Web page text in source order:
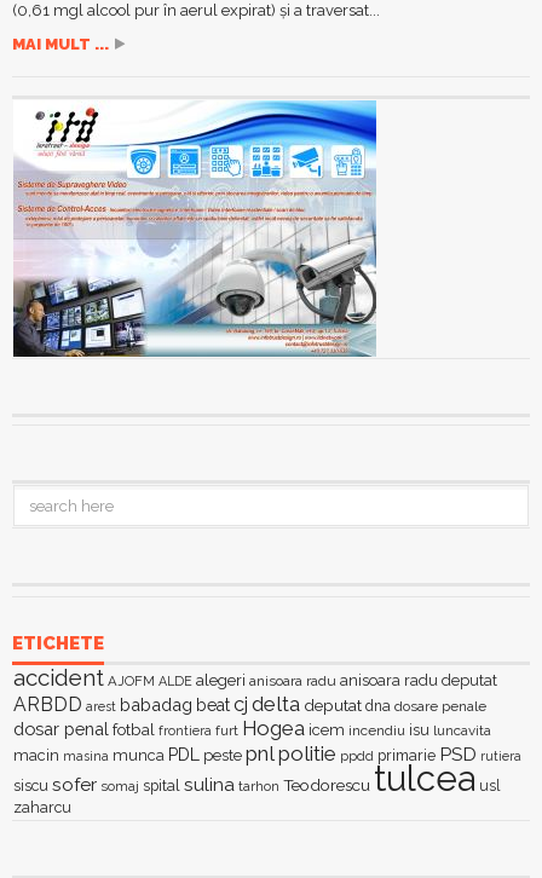
(0,61 mgl alcool pur în aerul expirat) și a traversat...
MAI MULT ...
ETICHETE
accident AJOFM ALDE alegeri anisoara radu anisoara radu deputat
ARBDD arest babadag beatcj delta deputat dna dosare penale
dosar penal fotbal frontiera furt Hogea icem incendiu isu luncavita
macin masina munca PDL peste pnlpolitie ppdd primarie PSD rutiera
siscu sofer somaj spital sulina tarhon Teodorescu tulcea usl
zaharcu